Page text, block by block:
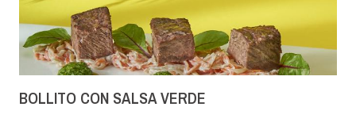
BOLLITO CON SALSA VERDE